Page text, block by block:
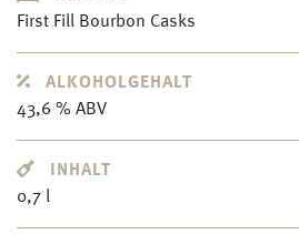
First Fill Bourbon Casks
ALKOHOLGEHALT
43,6 % ABV
INHALT
0,7 l